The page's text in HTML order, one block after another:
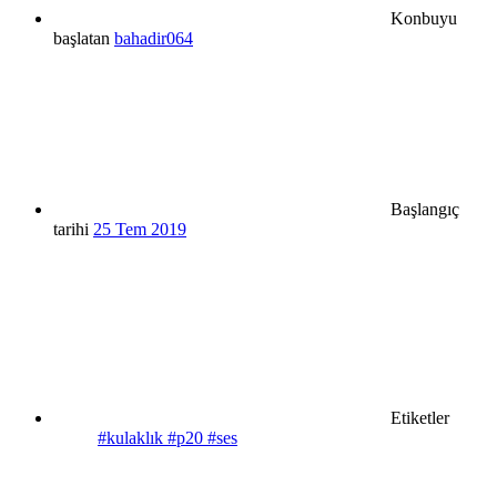
Konbuyu
başlatan bahadir064
Başlangıç
tarihi 25 Tem 2019
Etiketler
#kulaklık #p20 #ses